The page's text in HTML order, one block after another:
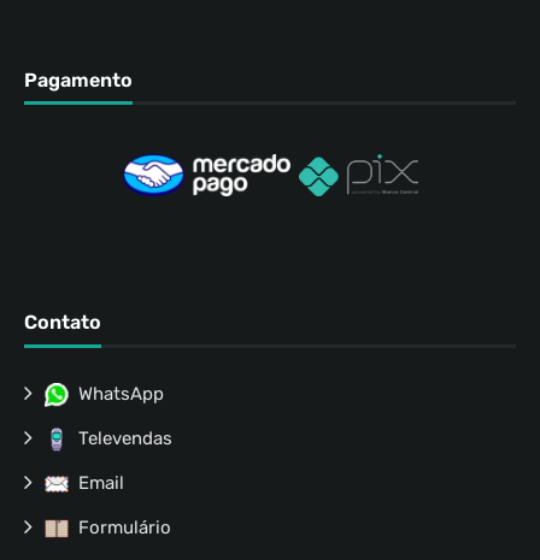
Pagamento
Contato
WhatsApp
Televendas
Email
Formulário